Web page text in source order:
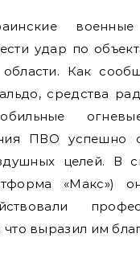
военные
удар по
Как
средства
ПВО успешно
целей. В
«Макс»)
что выразил им